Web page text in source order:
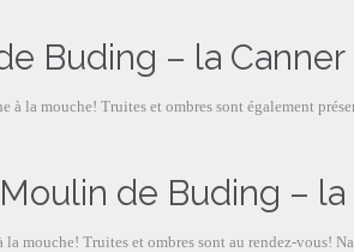
Buding – la Canner
à la mouche! Truites et ombres sont également
de Buding – la
mouche! Truites et ombres sont au rendez-vous!